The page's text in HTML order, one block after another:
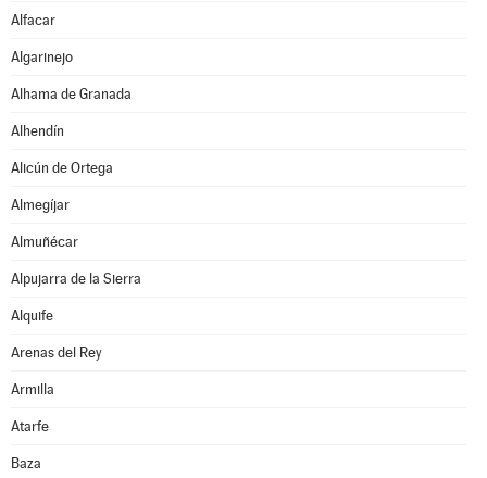
Alfacar
Algarinejo
Alhama de Granada
Alhendín
Alicún de Ortega
Almegíjar
Almuñécar
Alpujarra de la Sierra
Alquife
Arenas del Rey
Armilla
Atarfe
Baza